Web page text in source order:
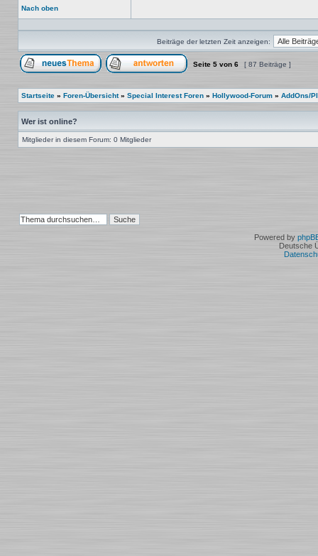
Nach oben
Beiträge der letzten Zeit anzeigen:
Seite 5 von 6 [ 87 Beiträge ]
Startseite » Foren-Übersicht» Special Interest Foren » Hollywood-Forum » AddOns/
Wer ist online?
Mitglieder in diesem Forum: 0 Mitglieder
Powered by
Deutsche